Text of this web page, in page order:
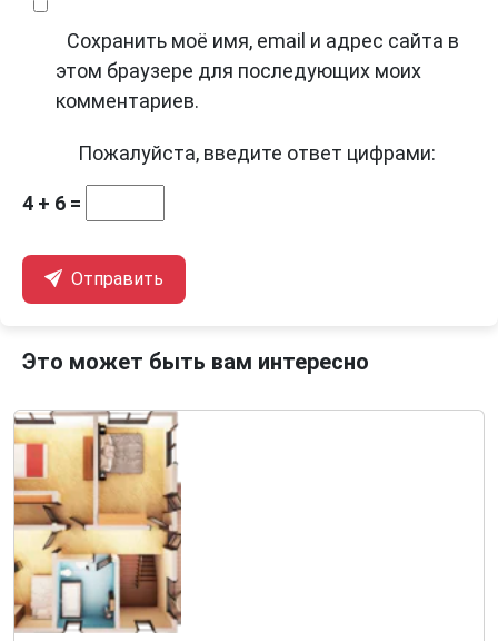
Сохранить моё имя, email и адрес сайта в
этом браузере для последующих моих
комментариев.
Пожалуйста, введите ответ цифрами:
4 + 6 =
Отправить
Это может быть вам интересно